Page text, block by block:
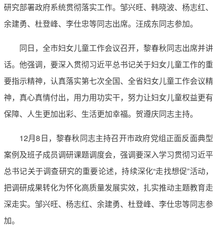
研究部署政府系统贯彻落实工作。邹兴旺、韩晓波、杨志红、
余建勇、杜登峰、李仕忠等同志出席。汪成东同志参加。
同日，全市妇女儿童工作会议召开，黎春秋同志出席并讲
话。他强调，要深入贯彻习近平总书记关于妇女儿童工作的重
要指示精神，认真落实第七次全国、全省妇女儿童工作会议精
神，真心真情付出，用力用功实干，努力让妇女儿童权益更有
保障、人生更加出彩、生活更加幸福。贺遵庆同志主持。
12月8日，黎春秋同志主持召开市政府党组正面反面典型
案例及班子成员调研课题调度会，强调要深入学习贯彻习近平
总书记关于调查研究的重要论述，持续深化“走找想促”活动，
把调研成果转化为怀化高质量发展实效，扎实推动主题教育走
深走实。邹兴旺、杨志红、余建勇、杜登峰、李仕忠等同志参
加。